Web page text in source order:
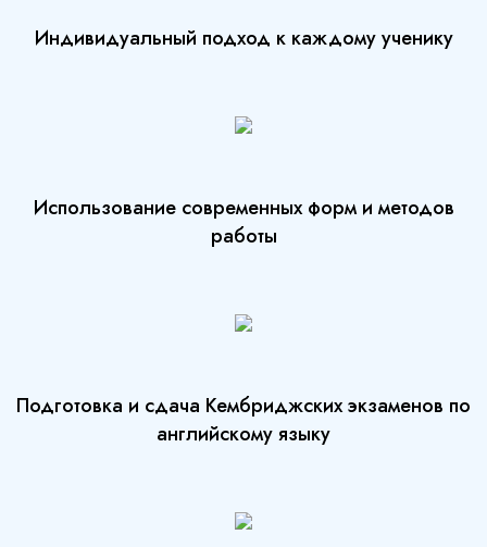
Индивидуальный подход к каждому ученику
Использование современных форм и методов
работы
Подготовка и сдача Кембриджских экзаменов по
английскому языку